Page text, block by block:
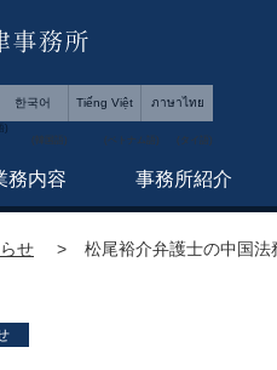
한국어 Tiếng Việt ภาษาไทย
務内容 事務所紹介
せ 松尾裕介弁護士の中国法